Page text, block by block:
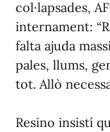
col·lapsades,
internament:
falta ajuda
pales, llums,
tot. Allò
Resino insistí